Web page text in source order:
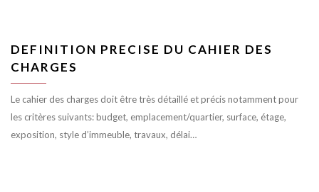
DEFINITION PRECISE DU CAHIER DES
CHARGES
Le cahier des charges doit être très détaillé et précis notamment pour
les critères suivants: budget, emplacement/quartier, surface, étage,
exposition, style d’immeuble, travaux, délai…